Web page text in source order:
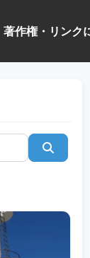
著作権・リンク